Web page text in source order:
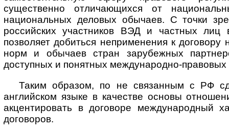
существенно отличающихся от
национальных деловых обычаев. С точки
российских участников ВЭД и частных лиц
позволяет добиться неприменения к
норм и обычаев стран зарубежных
доступных и понятных международно-правовых
Таким образом, по не связанным с РФ
английском языке в качестве основы
акцентировать в договоре международный
договоров.